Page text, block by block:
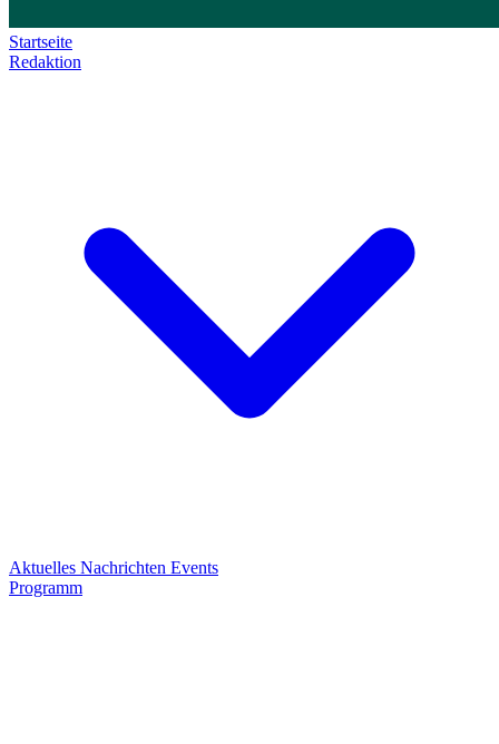
Startseite
Redaktion
Aktuelles Nachrichten Events
Programm